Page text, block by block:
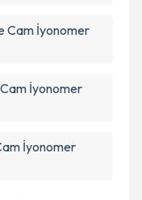
Cam İyonomer
İyonomer
İyonomer